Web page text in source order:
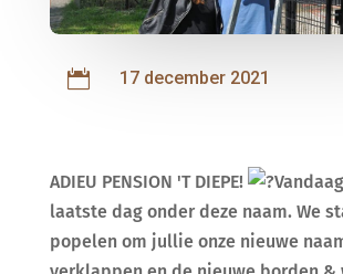
 17 december 2021
ADIEU PENSION 'T DIEPE!
laatste dag onder deze naam. We
popelen om jullie onze nieuwe